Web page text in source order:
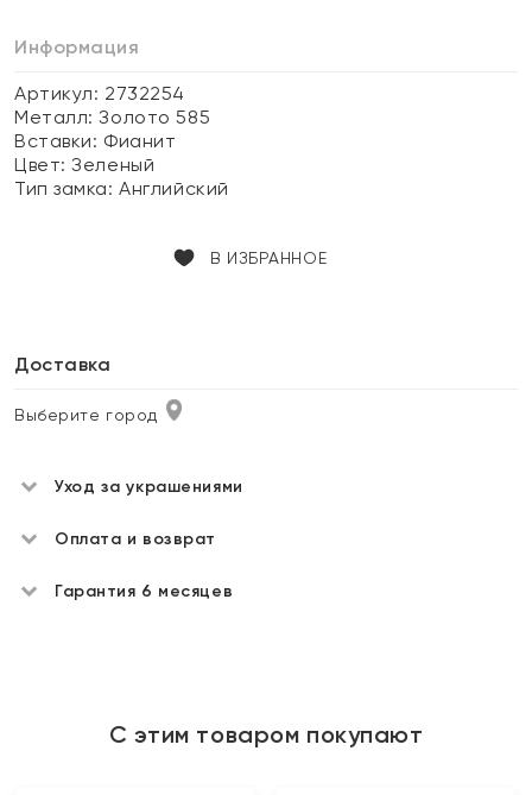
Информация
Артикул: 2732254
Металл:Золото 585
Вставки: Фианит
Цвет:Зеленый
Тип замка:Английский
В ИЗБРАННОЕ
Доставка
Выберите город
Уход за украшениями
Оплата и возврат
Гарантия 6 месяцев
С этим товаром покупают